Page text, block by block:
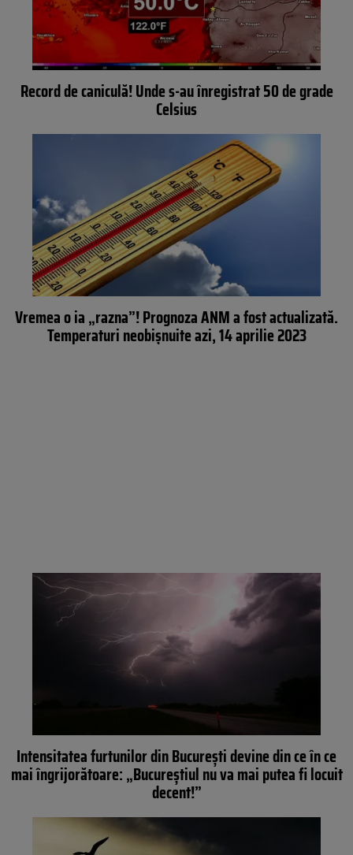
Record de caniculă! Unde s-au înregistrat 50 de grade
Celsius
Vremea o ia „razna”! Prognoza ANM a fost actualizată.
Temperaturi neobişnuite azi, 14 aprilie 2023
Intensitatea furtunilor din București devine din ce în ce
mai îngrijorătoare: „Bucureștiul nu va mai putea fi locuit
decent!”